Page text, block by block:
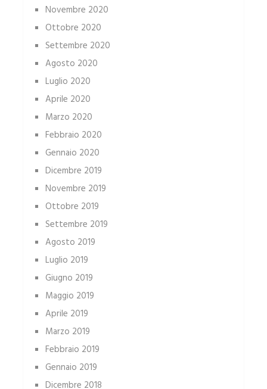
Novembre 2020
Ottobre 2020
Settembre 2020
Agosto 2020
Luglio 2020
Aprile 2020
Marzo 2020
Febbraio 2020
Gennaio 2020
Dicembre 2019
Novembre 2019
Ottobre 2019
Settembre 2019
Agosto 2019
Luglio 2019
Giugno 2019
Maggio 2019
Aprile 2019
Marzo 2019
Febbraio 2019
Gennaio 2019
Dicembre 2018